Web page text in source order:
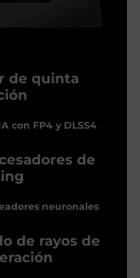
de quinta
con FP4 y DLSS4
de
neuronales
de rayos de